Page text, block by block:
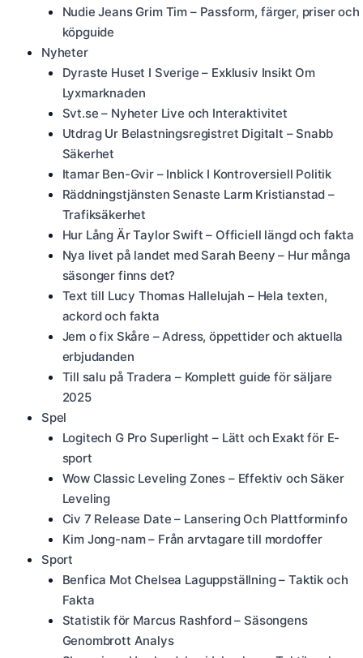
Nudie Jeans Grim Tim – Passform, färger, priser och
köpguide
Nyheter
Dyraste Huset I Sverige – Exklusiv Insikt Om
Lyxmarknaden
Svt.se – Nyheter Live och Interaktivitet
Utdrag Ur Belastningsregistret Digitalt – Snabb
Säkerhet
Itamar Ben-Gvir – Inblick I Kontroversiell Politik
Räddningstjänsten Senaste Larm Kristianstad –
Trafiksäkerhet
Hur Lång Är Taylor Swift – Officiell längd och fakta
Nya livet på landet med Sarah Beeny – Hur många
säsonger finns det?
Text till Lucy Thomas Hallelujah – Hela texten,
ackord och fakta
Jem o fix Skåre – Adress, öppettider och aktuella
erbjudanden
Till salu på Tradera – Komplett guide för säljare
2025
Spel
Logitech G Pro Superlight – Lätt och Exakt för E-
sport
Wow Classic Leveling Zones – Effektiv och Säker
Leveling
Civ 7 Release Date – Lansering Och Plattforminfo
Kim Jong-nam – Från arvtagare till mordoffer
Sport
Benfica Mot Chelsea Laguppställning – Taktik och
Fakta
Statistik för Marcus Rashford – Säsongens
Genombrott Analys